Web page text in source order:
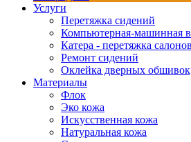
Услуги
Перетяжка сидений
Компьютерная-машинная
Катера - перетяжка салонов
Ремонт сидений
Оклейка дверных
Материалы
Флок
Эко кожа
Искусственная кожа
Натуральная кожа